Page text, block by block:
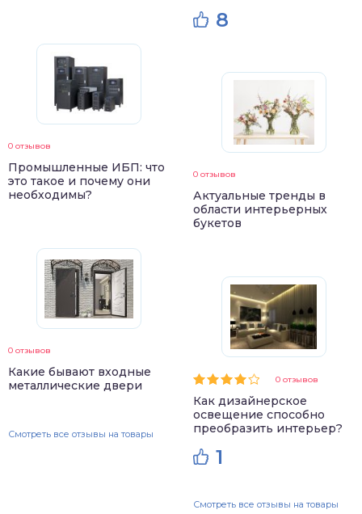
0 отзывов
Промышленные ИБП: что
это такое и почему они
необходимы?
0 отзывов
Какие бывают входные
металлические двери
Смотреть все отзывы на товары
8
0 отзывов
Актуальные тренды в
области интерьерных
букетов
0 отзывов
Как дизайнерское
освещение способно
преобразить интерьер?
1
Смотреть все отзывы на товары